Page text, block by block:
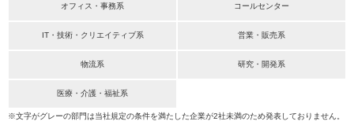
オフィス・事務系 コールセンター
IT・技術・クリエイティブ系 営業・販売系
物流系 研究・開発系
医療・介護・福祉系
※文字がグレーの部門は当社規定の条件を満たした企業が2社未満のため発表しておりません。